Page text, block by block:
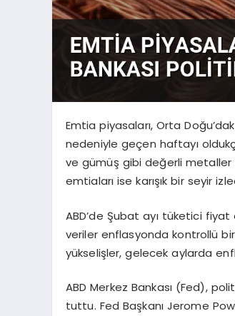
Emtia piyasaları, Orta
nedeniyle geçen haftayı
ve gümüş gibi değerli metaller
emtiaları ise karışık bir seyir
ABD’de Şubat ayı tüketici
veriler enflasyonda kontrollü
yükselişler, gelecek aylarda
ABD Merkez Bankası (Fed),
tuttu. Fed Başkanı Jerome